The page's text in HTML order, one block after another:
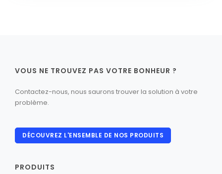
VOUS NE TROUVEZ PAS VOTRE BONHEUR ?
Contactez-nous, nous saurons trouver la solution à votre
problème.
DÉCOUVREZ L'ENSEMBLE DE NOS PRODUITS
PRODUITS